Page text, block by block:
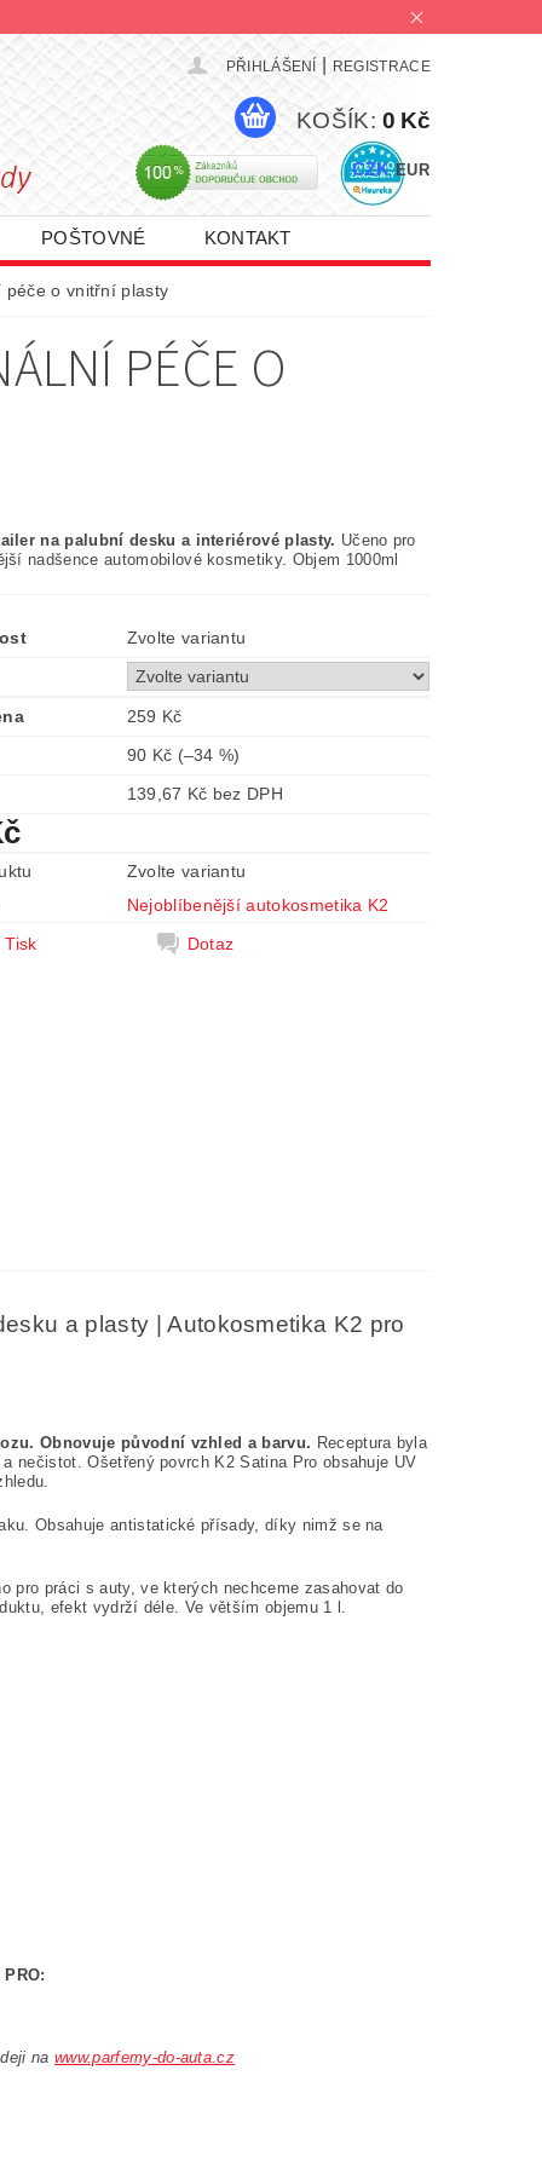
PŘIHLÁŠENÍ REGISTRACE
CZK EUR
KOŠÍK: 0 Kč
POŠTOVNÉ KONTAKT
PROMO AKCE 1+1 | 2+1 | 3+1
péče o vnitřní plasty
PÉČE O
na palubní desku a interiérové plasty. Učeno pro
nadšence automobilové kosmetiky. Objem 1000ml
Zvolte variantu
259 Kč
90 Kč (–34 %)
139,67 Kč bez DPH
Zvolte variantu
Nejoblíbenější autokosmetika K2
Tisk
Dotaz
a plasty | Autokosmetika K2 pro
Obnovuje původní vzhled a barvu. Receptura byla
nečistot. Ošetřený povrch K2 Satina Pro obsahuje UV
Obsahuje antistatické přísady, díky nimž se na
pro práci s auty, ve kterých nechceme zasahovat do
efekt vydrží déle. Ve větším objemu 1 l.
nawww.parfemy-do-auta.cz